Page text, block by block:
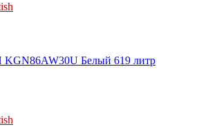
KGN86AW30U Белый 619 литр